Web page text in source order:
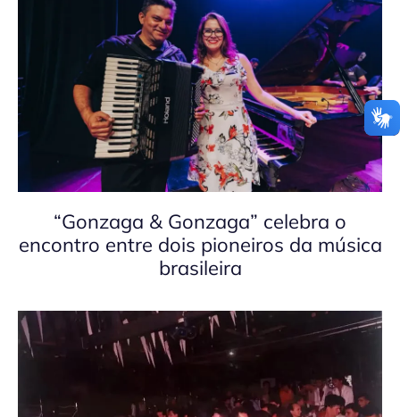
“Gonzaga & Gonzaga” celebra o
encontro entre dois pioneiros da música
brasileira